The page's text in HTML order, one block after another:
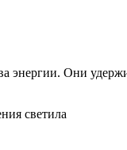
энергии. Они